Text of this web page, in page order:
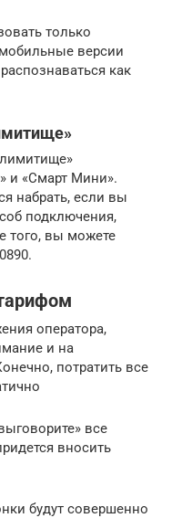
только
версии
как
и «Смарт Мини».
набрать, если вы
подключения,
того, вы можете
оператора,
и на
потратить все
все
вносить
будут совершенно